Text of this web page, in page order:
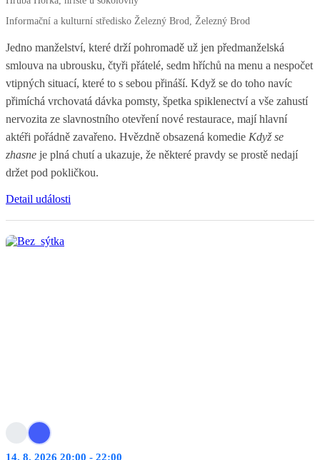
Informační a kulturní středisko Železný Brod, Železný Brod
Jedno manželství, které drží pohromadě už jen předmanželská
smlouva na ubrousku, čtyři přátelé, sedm hříchů na menu a nespočet
vtipných situací, které to s sebou přináší. Když se do toho navíc
přimíchá vrchovatá dávka pomsty, špetka spiklenectví a vše zahustí
nervozita ze slavnostního otevření nové restaurace, mají hlavní
aktéři pořádně zavařeno. Hvězdně obsazená komedie Když se
zhasne je plná chutí a ukazuje, že některé pravdy se prostě nedají
držet pod pokličkou.
Detail události
14. 8. 2026 20:00 - 22:00